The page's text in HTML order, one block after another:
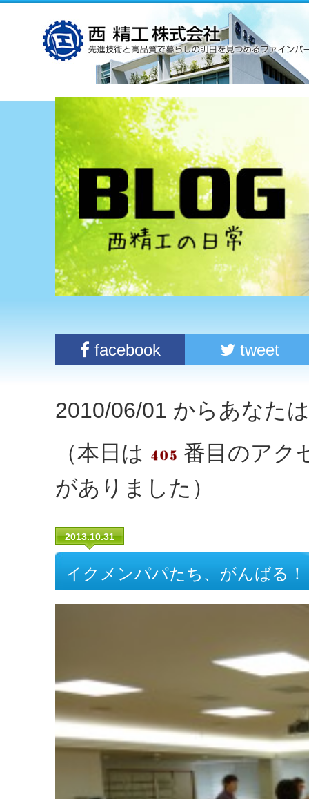
facebook tweet
2010/06/01 からあなた
（本日は
番目のア
がありました）
2013.10.31
イクメンパパたち、がんばる！